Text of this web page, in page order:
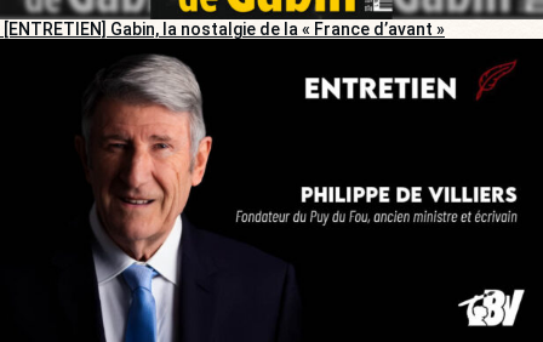
[ENTRETIEN] Gabin, la nostalgie de la « France d’avant »